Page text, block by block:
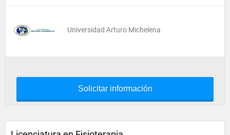
Universidad Arturo Michelena
Solicitar información